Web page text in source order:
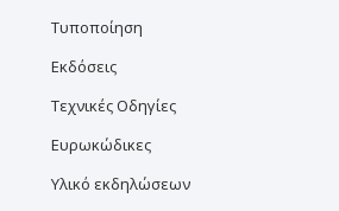
Τυποποίηση
Εκδόσεις
Τεχνικές Οδηγίες
Ευρωκώδικες
Υλικό εκδηλώσεων